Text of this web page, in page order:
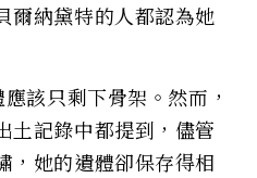
爾納黛特的人都認為她
該只剩下骨架。然而，
土記錄中都提到，儘管
，她的遺體卻保存得相